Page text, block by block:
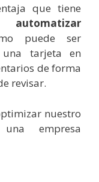
que tiene
automatizar
puede ser
tarjeta en
de forma
revisar.
nuestro
empresa